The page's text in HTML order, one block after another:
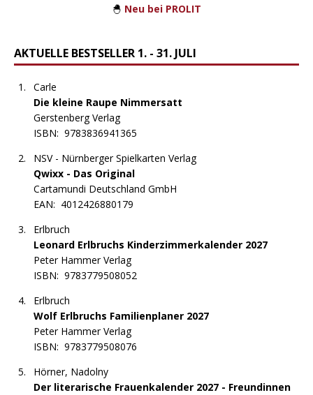
🐣 Neu bei PROLIT
AKTUELLE BESTSELLER 1. - 31. JULI
Carle
Die kleine Raupe Nimmersatt
Gerstenberg Verlag
ISBN: 9783836941365
NSV - Nürnberger Spielkarten Verlag
Qwixx - Das Original
Cartamundi Deutschland GmbH
EAN: 4012426880179
Erlbruch
Leonard Erlbruchs Kinderzimmerkalender 2027
Peter Hammer Verlag
ISBN: 9783779508052
Erlbruch
Wolf Erlbruchs Familienplaner 2027
Peter Hammer Verlag
ISBN: 9783779508076
Hörner, Nadolny
Der literarische Frauenkalender 2027 - Freundinnen